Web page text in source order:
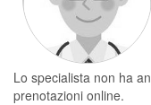
Salerno (SA)
Ricerca
Consulti
(su medicitalia.it)
Lo specialista non ha
prenotazioni online.